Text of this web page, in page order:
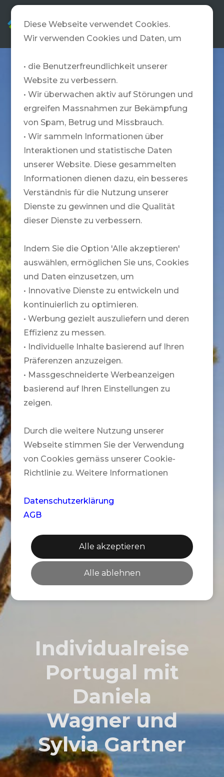
DE
Individualreise
Portugal mit
Daniela
Wagner und
Sylvia Gartner
Diese Webseite verwendet Cookies.
Wir verwenden Cookies und Daten, um
• die Benutzerfreundlichkeit unserer
Website zu verbessern.
• Wir überwachen aktiv auf Störungen und
ergreifen Massnahmen zur Bekämpfung
von Spam, Betrug und Missbrauch.
• Wir sammeln Informationen über
Interaktionen und statistische Daten
unserer Website. Diese gesammelten
Informationen dienen dazu, ein besseres
Verständnis für die Nutzung unserer
Dienste zu gewinnen und die Qualität
dieser Dienste zu verbessern.
Indem Sie die Option 'Alle akzeptieren'
auswählen, ermöglichen Sie uns, Cookies
und Daten einzusetzen, um
• Innovative Dienste zu entwickeln und
kontinuierlich zu optimieren.
• Werbung gezielt auszuliefern und deren
Effizienz zu messen.
• Individuelle Inhalte basierend auf Ihren
Präferenzen anzuzeigen.
• Massgeschneiderte Werbeanzeigen
basierend auf Ihren Einstellungen zu
zeigen.
Durch die weitere Nutzung unserer
Webseite stimmen Sie der Verwendung
von Cookies gemäss unserer Cookie-
Richtlinie zu. Weitere Informationen
Datenschutzerklärung
AGB
Alle akzeptieren
Alle ablehnen